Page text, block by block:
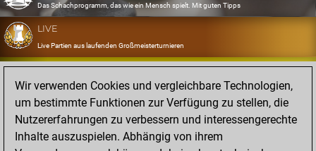
Das Schachprogramm, das wie ein Mensch spielt. Mit guten Tipps
LIVE
Live Partien aus laufenden Großmeisterturnieren
OPENINGS
Erfassen und Üben Sie Ihr Eröffnungsrepertoire
DATABASE
Acht Millionen starke Partien
Wir verwenden Cookies und vergleichbare Technologien,
um bestimmte Funktionen zur Verfügung zu stellen, die
Nutzererfahrungen zu verbessern und interessengerechte
Inhalte auszuspielen. Abhängig von ihrem